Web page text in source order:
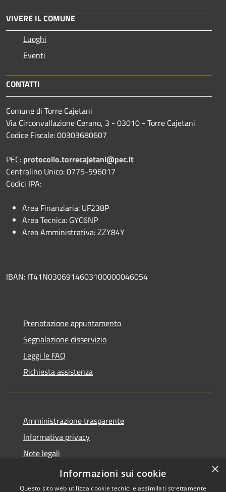
VIVERE IL COMUNE
Luoghi
Eventi
CONTATTI
Comune di Torre Cajetani
Via Circonvallazione Cerano, 3 - 03010 - Torre Cajetani
Codice Fiscale: 00303680607
PEC: protocollo.torrecajetani@pec.it
Centralino Unico: 0775-596017
Codici IPA:
Area Finanziaria: UF238P
Area Tecnica: GYC6NP
Area Amministrativa: ZZY84Y
IBAN: IT41N0306914603100000046054
Prenotazione appuntamento
Segnalazione disservizio
Leggi le FAQ
Richiesta assistenza
Amministrazione trasparente
Informativa privacy
Note legali
Dichiarazione di accessibilità
×
Informazioni sui cookie
Questo sito web utilizza cookie tecnici e assimilati strettamente